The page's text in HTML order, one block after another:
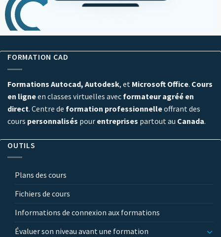
FORMATION CAD
Formations Autocad, Autodesk, et Microsoft Office. Cours
en ligneen classes virtuelles avec formateur agréé en
direct. Centre de formation professionnelleoffrant des
cours personnalisés pour entreprises partout au Canada.
OUTILS
Plans des cours
Fichiers de cours
Informations de connexion aux formations
Évaluer son niveau avant une formation